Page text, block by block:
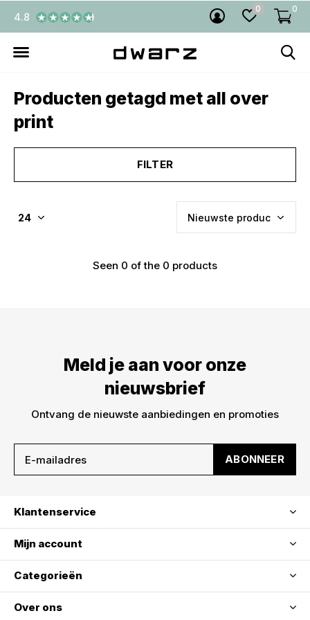
0 0
4.8
Producten getagd met all over
print
FILTER
Seen 0 of the 0 products
Meld je aan voor onze
nieuwsbrief
Ontvang de nieuwste aanbiedingen en promoties
ABONNEER
Klantenservice
Mijn account
Categorieën
Over ons